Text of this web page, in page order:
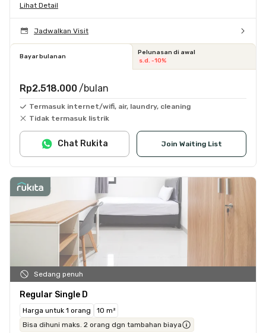
Lihat Detail
Jadwalkan Visit
Bayar bulanan
Pelunasan di awal
s.d. -10%
Rp2.518.000 /bulan
Termasuk internet/wifi, air, laundry, cleaning
Tidak termasuk listrik
Join Waiting List
Chat Rukita
Sedang penuh
Regular Single D
Harga untuk 1 orang
10 m²
Bisa dihuni maks. 2 orang dgn tambahan biaya